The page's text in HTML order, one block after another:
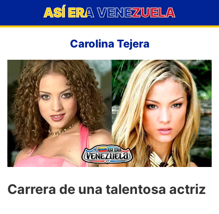
ASÍ ERA VENEZUELA
Carolina Tejera
Carrera de una talentosa actriz